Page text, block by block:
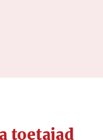
toetajad